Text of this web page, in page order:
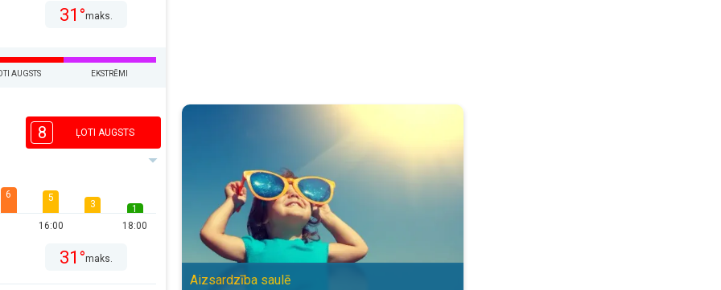
31°maks.
AUGSTS EKSTRĒMI
8 ĻOTI AUGSTS
6 5
16:00
3
1
18:00
31°maks.
UV indeksa izpratne. Aizsardzība saulē. . .
Aizsardzība saulē